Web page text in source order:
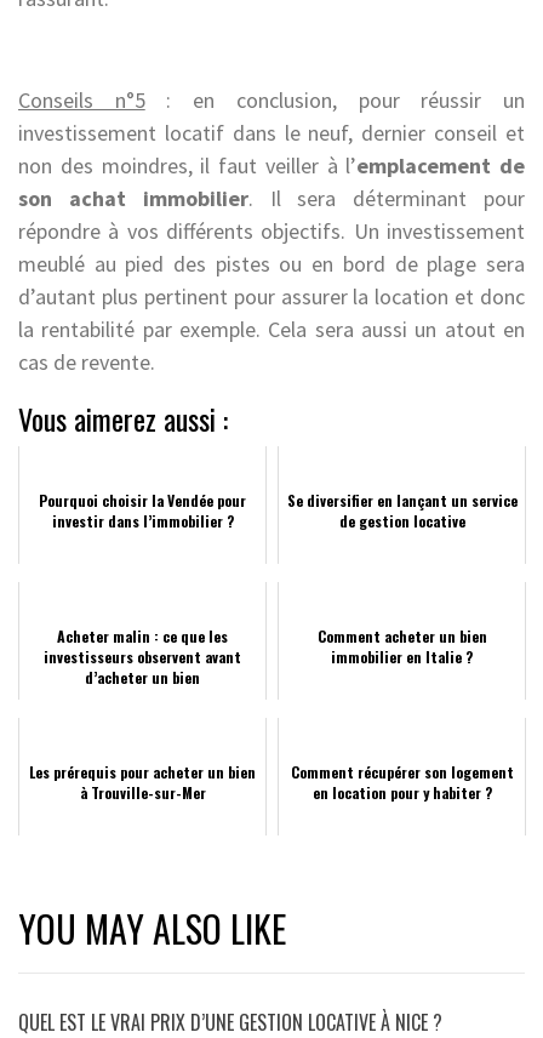
Conseils n°5: en conclusion, pour réussir un
investissement locatif dans le neuf, dernier conseil et
non des moindres, il faut veiller à l’emplacement de
son achat immobilier. Il sera déterminant pour
répondre à vos différents objectifs. Un investissement
meublé au pied des pistes ou en bord de plage sera
d’autant plus pertinent pour assurer la location et donc
la rentabilité par exemple. Cela sera aussi un atout en
cas de revente.
Vous aimerez aussi :
Pourquoi choisir la Vendée pour
investir dans l’immobilier ?
Se diversifier en lançant un service
de gestion locative
Acheter malin : ce que les
investisseurs observent avant
d’acheter un bien
Comment acheter un bien
immobilier en Italie ?
Les prérequis pour acheter un bien
à Trouville-sur-Mer
Comment récupérer son logement
en location pour y habiter ?
YOU MAY ALSO LIKE
QUEL EST LE VRAI PRIX D’UNE GESTION LOCATIVE À NICE ?